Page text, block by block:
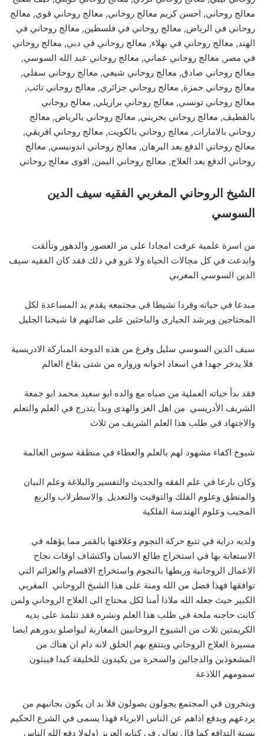
معالج روحاني, احسن كريم معالج روحاني, معالج روحاني قوي, معالج
روحاني في الرياض, معالج روحاني في فلسطين, معالج روحاني في
الهند, معالج روحاني في بهلاء, معالج روحاني في دبي, معالج روحاني
في مصر, معالج روحاني عماني, معالج روحاني عبد الله السوسي,
معالج روحاني صادق, معالج روحاني شيعي, معالج روحاني سفلي,
معالج روحاني حمزة, معالج روحاني جزائري, معالج روحاني تائب,
معالج روحاني تونسي, معالج روحاني برازيلي, معالج روحاني
بالقطيف, معالج روحاني بحريني, معالج روحاني بالرياض, معالج
روحاني بالامارات, معالج روحاني بالكويت, معالج روحاني افريقي,
معالج روحاني الدفع بعد البرهان, معالج روحاني اندونيسي, معالج
روحاني الدفع بعد العلاج, معالج روحاني اليمن, اقوى معالج روحاني
الشيخ الروحاني المغربي الفقيه سيف الدين
السوسي
من اسرة علمية عرفت امجادا على مر العصور والدهور وتألقت
وابدعت في كل مجالات الحياة ولا غرو في ذلك فقد كان الفقيه سيف
الدين السوسي المغربي
مبدعا في حياته وفردا نشيطا في مجتمعه يقدم يد المساعدة لكل
المحتاجين ويرشد الحيارى والباحثين على ضالتهم فا شيخنا الجليل
سيف الدين السوسي سليل وفرع من هذه الدوحة المباركة الادريسية
فلا يدخر جهدا في اسعاد اخوانه وزواره من شتى بقاع العالم
فقد بدأ حياته العملية من صباه مع والده ابو سعيد محمد ابو جمعة
الشريف الأدريسي من اهل العز والهدى وبدأ يتدرج في العلم والتعلم
والاجتهاد في طلب هذا العلم الشريف من ثلاث
شيوخ اكفاء مشهود لهم بالعلم والعطاء في منطقة سوس العالمة
وكان بارعا في علم الفقه والحديث والتفسير والبلاغة وعلم البيان
والمنطق وعلوم الفلك والتوقيت والتعديل والاسطرلاب والربع
المجيب وعلوم الهندسة الفلكية
ولديه دراية في تتبع حركة النجوم وعلاقتها بالقمر مما يؤهله في
الاستعانة بها في استخراج طالع الانسان واكتشاف اوقات نجاح
الاعمال الروحانية وربطها بالنجوم واستخراج الاقسام والعزائم التي
توافقها فهذا فضل من الله ومنة على هذا الشيخ الروحاني المغربي
الكبير حيث جعله الله ملاذا أمنا لكل محتاج الى العلاج الروحاني ولمن
كانت حاجته ملحة في طلب هذا العلم ونشره فقد تتلمذ على يديه
الكريمتين ثلات من الشيوخ الروحانيين المغاربة ليواصلو بدورهم ايضا
مسيرة العلاج الروحاني وينتفع بهم الخلق لانه دام ان هناك من
المشعوذين والدجالين والسحرة من يكيدون للخليقة كيدا فيبثون
سمومهم اللاذعة
وينخرون في المجتمع يجولون يصولون فلا بد ان يكون بجانبهم من
يردعهم ويدفع اذاهم عن الناس الابرياء فهذا يسمى في الشرع الحكيم
بسنة التدافع كما قال تعالى في كتابه العزيز (ولولا دفع الله الناس